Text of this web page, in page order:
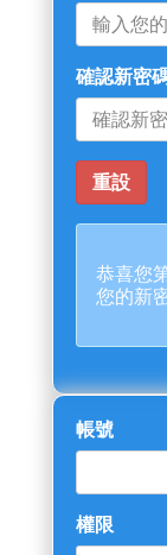
確認新密
恭喜您
您的新
帳號
權限